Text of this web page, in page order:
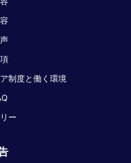
制度と働く環境
ー